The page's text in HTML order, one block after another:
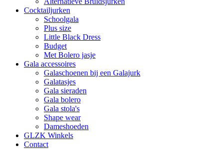
Cocktailjurken
Schoolgala
Plus size
Little Black Dress
Budget
Met Bolero jasje
Gala accessoires
Galaschoenen bij een Galajurk
Galatasjes
Gala sieraden
Gala bolero
Gala stola's
Shape wear
Dameshoeden
GLZK Winkels
Contact